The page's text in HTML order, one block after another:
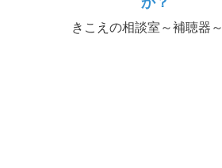
きこえの相談室～補聴器～